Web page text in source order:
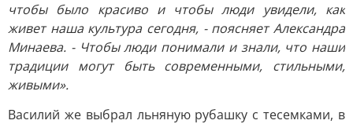
чтобы было красиво и чтобы люди увидели, как
живет наша культура сегодня, - поясняет Александра
Минаева. - Чтобы люди понимали и знали, что наши
традиции могут быть современными, стильными,
живыми».
Василий же выбрал льняную рубашку с тесемками, в